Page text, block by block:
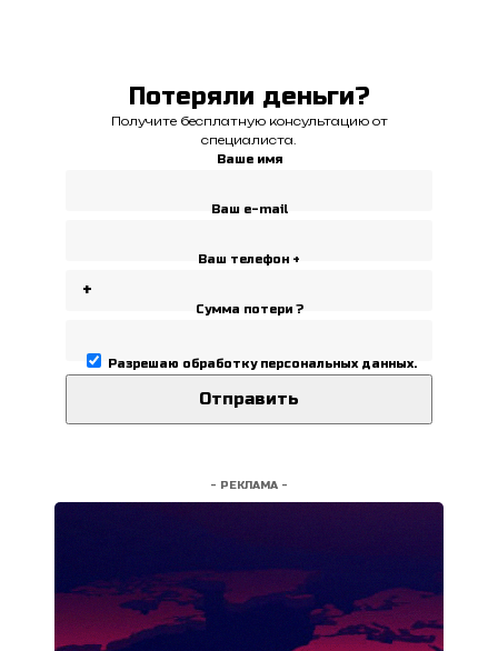
Потеряли деньги?
Получите бесплатную консультацию от
специалиста.
Ваше имя
Ваш e-mail
Ваш телефон +
Сумма потери ?
Разрешаю обработку персональных данных.
- РЕКЛАМА -